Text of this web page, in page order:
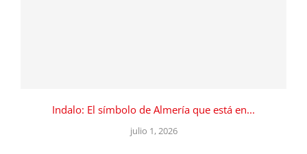
Indalo: El símbolo de Almería que está en...
julio 1, 2026